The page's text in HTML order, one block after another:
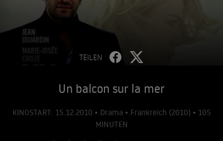
TEILEN
Un balcon sur la mer
KINOSTART: 15.12.2010 • Drama • Frankreich (2010) • 105
MINUTEN